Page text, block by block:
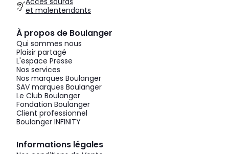
et malentendants
À propos de Boulanger
Qui sommes nous
Plaisir partagé
L'espace Presse
Nos services
Nos marques Boulanger
SAV marques Boulanger
Le Club Boulanger
Fondation Boulanger
Client professionnel
Boulanger INFINITY
Informations légales